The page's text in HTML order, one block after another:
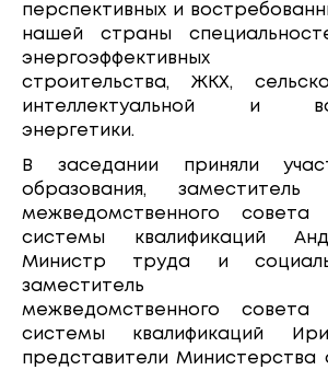
перспективных и
нашей страны
энергоэффективных
строительства, ЖКХ,
интеллектуальной и
энергетики.
В заседании приняли
образования, заместитель
межведомственного
системы квалификаций
Министр труда и
заместитель
межведомственного
системы квалификаций
представители Министерства